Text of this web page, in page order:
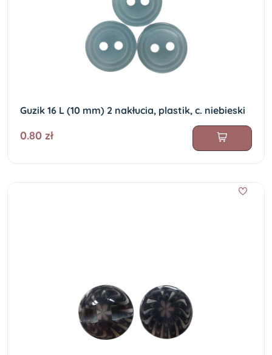
Guzik 16 L (10 mm) 2 nakłucia, plastik, c. niebieski
0.80 zł